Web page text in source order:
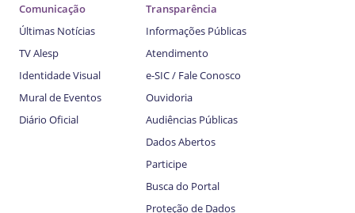
Comunicação
Últimas Notícias
TV Alesp
Identidade Visual
Mural de Eventos
Diário Oficial
Transparência
Informações Públicas
Atendimento
e-SIC / Fale Conosco
Ouvidoria
Audiências Públicas
Dados Abertos
Participe
Busca do Portal
Proteção de Dados